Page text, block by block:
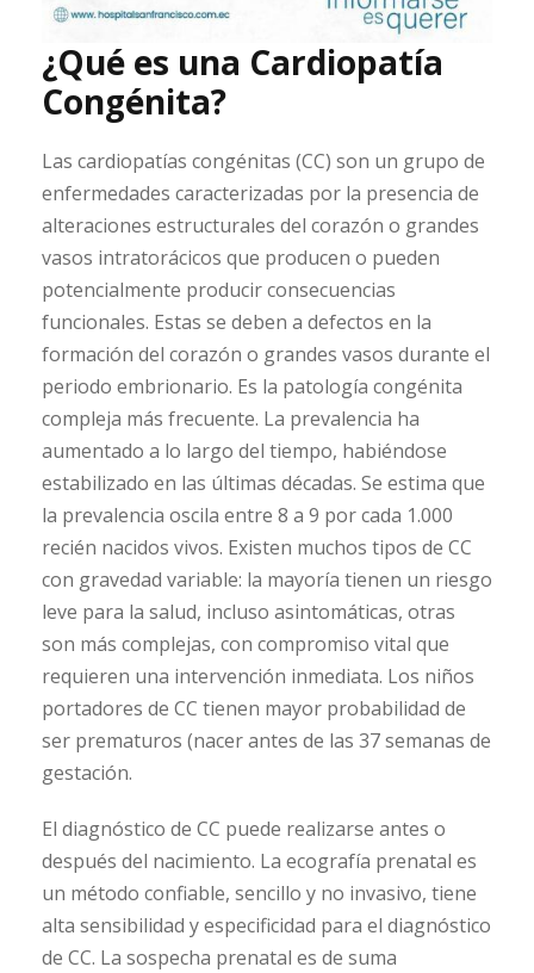
¿Qué es una Cardiopatía
Congénita?
Las cardiopatías congénitas (CC) son un grupo de
enfermedades caracterizadas por la presencia de
alteraciones estructurales del corazón o grandes
vasos intratorácicos que producen o pueden
potencialmente producir consecuencias
funcionales. Estas se deben a defectos en la
formación del corazón o grandes vasos durante el
periodo embrionario. Es la patología congénita
compleja más frecuente. La prevalencia ha
aumentado a lo largo del tiempo, habiéndose
estabilizado en las últimas décadas. Se estima que
la prevalencia oscila entre 8 a 9 por cada 1.000
recién nacidos vivos. Existen muchos tipos de CC
con gravedad variable: la mayoría tienen un riesgo
leve para la salud, incluso asintomáticas, otras
son más complejas, con compromiso vital que
requieren una intervención inmediata. Los niños
portadores de CC tienen mayor probabilidad de
ser prematuros (nacer antes de las 37 semanas de
gestación.
El diagnóstico de CC puede realizarse antes o
después del nacimiento. La ecografía prenatal es
un método confiable, sencillo y no invasivo, tiene
alta sensibilidad y especificidad para el diagnóstico
de CC. La sospecha prenatal es de suma